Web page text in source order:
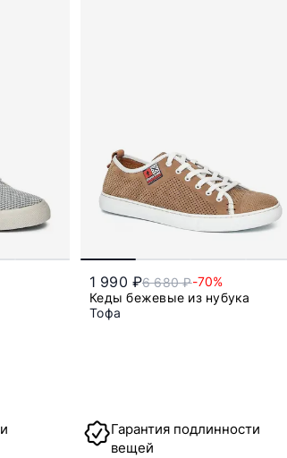
1 990 ₽6 680 ₽-70%
Кеды бежевые из нубука
Тофа
Гарантия подлинности
вещей